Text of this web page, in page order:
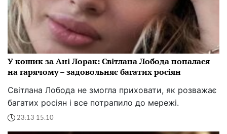
У кошик за Ані Лорак: Світлана Лобода попалася
на гарячому – задовольняє багатих росіян
Світлана Лобода не змогла приховати, як розважає
багатих росіян і все потрапило до мережі.
23:13 15.10